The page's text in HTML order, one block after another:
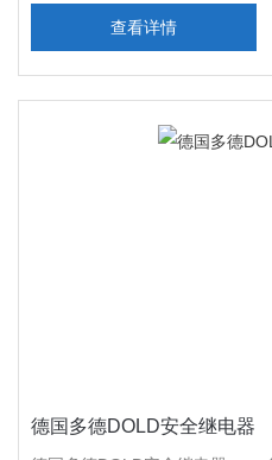
的目标是实现客户利益的Z大化。
查看详情
德国多德DOLD安全继电器